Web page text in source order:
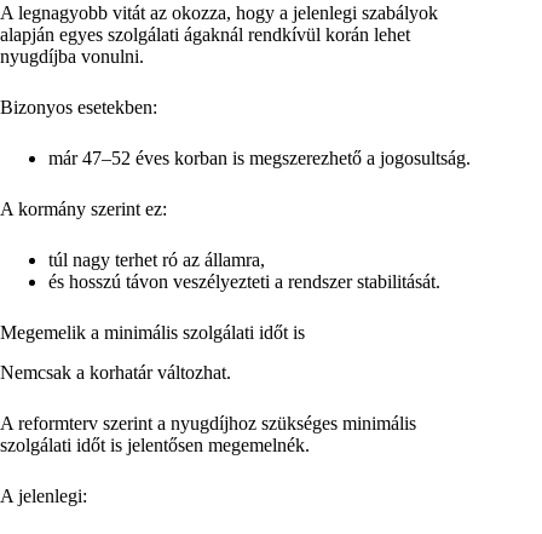
A legnagyobb vitát az okozza, hogy a jelenlegi szabályok
alapján egyes szolgálati ágaknál rendkívül korán lehet
nyugdíjba vonulni.
Bizonyos esetekben:
már 47–52 éves korban is megszerezhető a jogosultság.
A kormány szerint ez:
túl nagy terhet ró az államra,
és hosszú távon veszélyezteti a rendszer stabilitását.
Megemelik a minimális szolgálati időt is
Nemcsak a korhatár változhat.
A reformterv szerint a nyugdíjhoz szükséges minimális
szolgálati időt is jelentősen megemelnék.
A jelenlegi: